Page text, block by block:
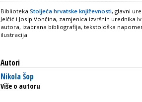
Biblioteka Stoljeća hrvatske književnosti, glavni
Jelčić i Josip Vončina, zamjenica izvršnih urednika
autora, izabrana bibliografija, tekstološka
ilustracija
Autori
Nikola Šop
Više o autoru